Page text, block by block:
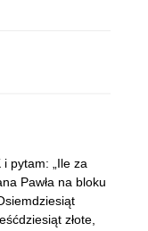
pytam: „Ile za
Pawła na bloku
złote,